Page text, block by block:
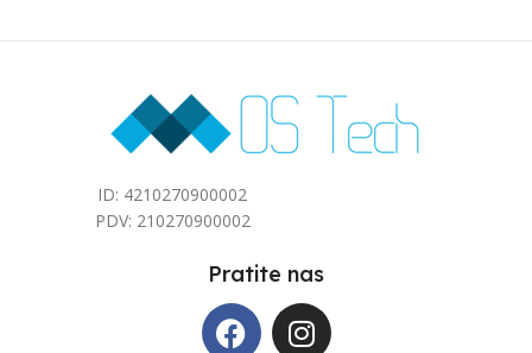
ID: 4210270900002
PDV: 210270900002
Pratite nas